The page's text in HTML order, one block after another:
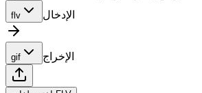
flv الإدخال
gif الإخراج